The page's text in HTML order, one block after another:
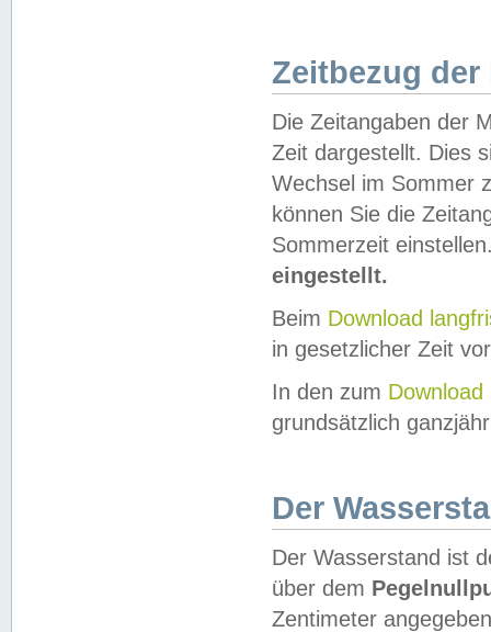
Zeitbezug der
Die Zeitangaben der
Zeit dargestellt. Dies
Wechsel im Sommer
können Sie die
Sommerzeit
eingestellt.
Beim Download
in gesetzlicher Zeit
In den zum Download
grundsätzlich
Der
Der Wasserstand ist
über dem
Zentimeter